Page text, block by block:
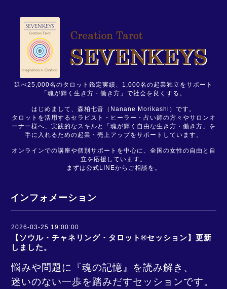
延べ25,000名のタロット鑑定実績、1,000名の起業独立をサポート
「魂が輝く生き方・働き方」で社会を良くする。
はじめまして、森柏七音（Nanane Morikashi）です。
タロットを活用するセラピスト・ヒーラー・占い師の方々やサロンオ
ーナー様へ、実践的なスキルと「魂が輝く自由な生き方・働き方」を
手に入れるための起業・売上アップをサポートしています。
オンラインでの講座や個別サポートを中心に、全国の女性の自由と自
立を応援しています。
まずは公式LINEからご相談を。
インフォメーション
2026-03-25 19:00:00
【ソウル・チャネリング・タロット®︎セッション】更新
しました。
悩みや問題に『魂の記憶』を読み解き、
迷いのない一歩を踏みだすセッションです。